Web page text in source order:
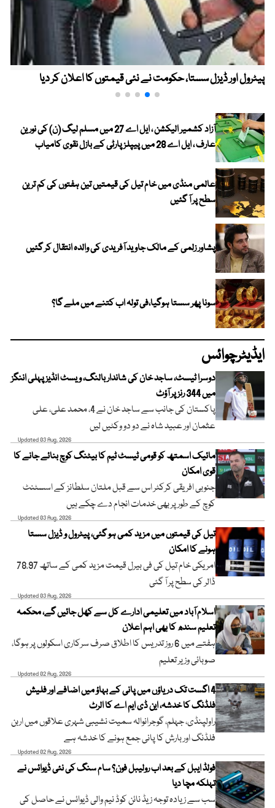
پیٹرول اور ڈیزل سستا، حکومت نے نئی قیمتوں کا اعلان کر دیا
آزاد کشمیر الیکشن ، ایل اے 27 میں مسلم لیگ (ن) کی نورین
عارف ، ایل اے 28 میں پیپلز پارٹی کے بازل نقوی کامیاب
عالمی منڈی میں خام تیل کی قیمتیں تین ہفتوں کی کم ترین
سطح پر آ گئیں
پشاور زلمی کے مالک جاوید آفریدی کی والدہ انتقال کر گئیں
سونا پھر سستا ہوگیا،فی تولہ اب کتنے میں ملے گا؟
ایڈیٹرچوائس
دوسرا ٹیسٹ، ساجد خان کی شاندار بالنگ، ویسٹ انڈیز پہلی اننگز
میں 344 رنز پر آؤٹ
پاکستان کی جانب سے ساجد خان نے 4، محمد علی، علی
عثمان اور عبید شاہ نے دو دو وکٹیں لیں
Updated 03 Aug, 2026
مائیک اسمتھ کو قومی ٹیسٹ ٹیم کا بیٹنگ کوچ بنائے جانے کا
قوی امکان
جنوبی افریقی کرکٹر اس سے قبل ملتان سلطانز کے اسسٹنٹ
کوچ کے طور پر بھی خدمات انجام دے چکے ہیں
Updated 03 Aug, 2026
تیل کی قیمتوں میں مزید کمی ہو گئی، پیٹرول و ڈیزل سستا
ہونے کا امکان
امریکی خام تیل کی فی بیرل قیمت مزید کمی کے ساتھ 78.97
ڈالر کی سطح پر آ گئی
Updated 03 Aug, 2026
اسلام آباد میں تعلیمی ادارے کل سے کھل جائیں گے، محکمہ
تعلیم سندھ کا بھی اہم اعلان
ہفتے میں 6 روز تدریس کا اطلاق صرف سرکاری اسکولوں پر ہوگا،
صوبائی وزیر تعلیم
Updated 02 Aug, 2026
4 اگست تک دریاؤں میں پانی کے بہاؤ میں اضافے اور فلیش
فلڈنگ کا خدشہ، این ڈی ایم اے کا الرٹ
راولپنڈی، جہلم، گوجرانوالہ سمیت نشیبی شہری علاقوں میں اربن
فلڈنگ اور بارش کا پانی جمع ہونے کا خدشہ ہے
Updated 02 Aug, 2026
فولڈ ایبل کے بعد اب رولیبل فون؟ سام سنگ کی نئی ڈیوائس نے
تہلکہ مچا دیا
سب سے زیادہ توجہ زیڈ نائن کوڈ نیم والی ڈیوائس نے حاصل کی